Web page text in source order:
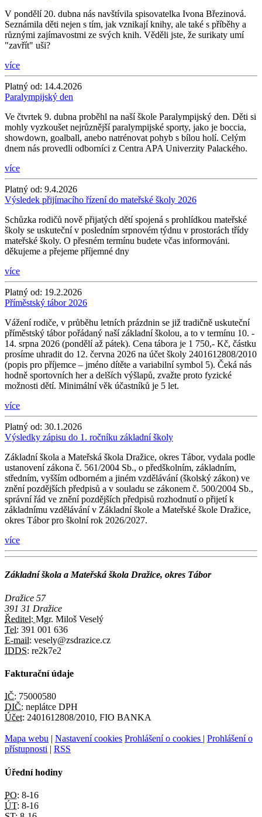
V pondělí 20. dubna nás navštívila spisovatelka Ivona Březinová.
Seznámila děti nejen s tím, jak vznikají knihy, ale také s příběhy a
různými zajímavostmi ze svých knih. Věděli jste, že surikaty umí
"zavřít" uši?
více
Platný od: 14.4.2026
Paralympijský den
Ve čtvrtek 9. dubna proběhl na naší škole Paralympijský den. Děti si
mohly vyzkoušet nejrůznější paralympijské sporty, jako je boccia,
showdown, goalball, anebo natrénovat pohyb s bílou holí. Celým
dnem nás provedli odborníci z Centra APA Univerzity Palackého.
více
Platný od: 9.4.2026
Výsledek přijímacího řízení do mateřské školy 2026
Schůzka rodičů nově přijatých dětí spojená s prohlídkou mateřské
školy se uskuteční v posledním srpnovém týdnu v prostorách třídy
mateřské školy. O přesném termínu budete včas informováni.
děkujeme a přejeme příjemné dny
více
Platný od: 19.2.2026
Příměstský tábor 2026
Vážení rodiče, v průběhu letních prázdnin se již tradičně uskuteční
příměstský tábor pořádaný naší základní školou, a to v termínu 10. -
14. srpna 2026 (pondělí až pátek). Cena tábora je 1 750,- Kč, částku
prosíme uhradit do 12. června 2026 na účet školy 2401612808/2010
(popis pro příjemce – jméno dítěte a variabilní symbol 5). Čeká nás
hodně sportovních her a delších výšlapů, zvažte proto fyzické
možnosti dětí. Minimální věk účastníků je 5 let.
více
Platný od: 30.1.2026
Výsledky zápisu do 1. ročníku základní školy
Základní škola a Mateřská škola Dražice, okres Tábor, vydala podle
ustanovení zákona č. 561/2004 Sb., o předškolním, základním,
středním, vyšším odborném a jiném vzdělávání (školský zákon) ve
znění pozdějších předpisů a v souladu se zákonem č. 500/2004 Sb.,
správní řád ve znění pozdějších předpisů rozhodnutí o přijetí k
základnímu vzdělávání v Základní škole a Mateřské škole Dražice,
okres Tábor pro školní rok 2026/2027.
více
Základní škola a Mateřská škola Dražice, okres Tábor
Dražice 57
391 31 Dražice
Ředitel: Mgr. Miloš Veselý
Tel: 391 001 636
E-mail: vesely@zsdrazice.cz
IDDS: re2k7e2
Fakturační údaje
IČ: 75000580
DIČ: neplátce DPH
Účet: 2401612808/2010, FIO BANKA
Mapa webu | Nastavení cookies Prohlášení o cookies | Prohlášení o
přístupnosti | RSS
Úřední hodiny
PO: 8-16
ÚT: 8-16